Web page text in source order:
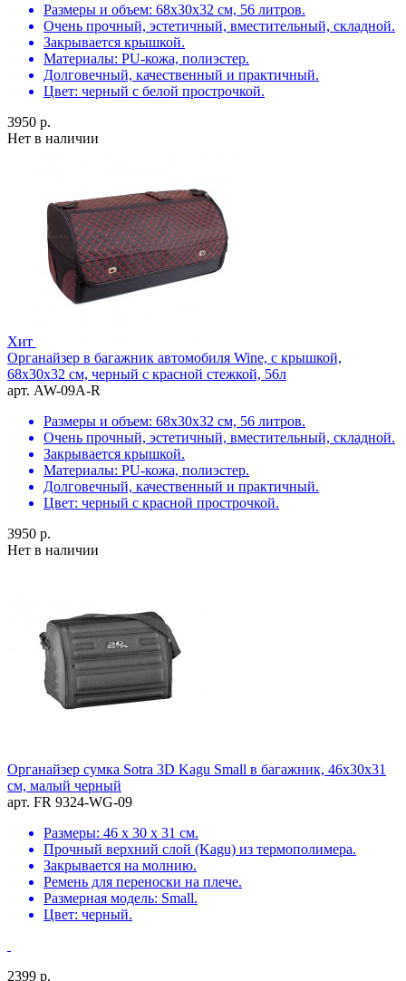
Размеры и объем: 68х30х32 см, 56 литров.
Очень прочный, эстетичный, вместительный, складной.
Закрывается крышкой.
Материалы: PU-кожа, полиэстер.
Долговечный, качественный и практичный.
Цвет: черный с белой прострочкой.
3950 р.
Нет в наличии
Хит
Органайзер в багажник автомобиля Wine, с крышкой,
68х30х32 см, черный с красной стежкой, 56л
арт. AW-09A-R
Размеры и объем: 68х30х32 см, 56 литров.
Очень прочный, эстетичный, вместительный, складной.
Закрывается крышкой.
Материалы: PU-кожа, полиэстер.
Долговечный, качественный и практичный.
Цвет: черный с красной прострочкой.
3950 р.
Нет в наличии
Органайзер сумка Sotra 3D Kagu Small в багажник, 46x30x31
см, малый черный
арт. FR 9324-WG-09
Размеры: 46 х 30 х 31 см.
Прочный верхний слой (Kagu) из термополимера.
Закрывается на молнию.
Ремень для переноски на плече.
Размерная модель: Small.
Цвет: черный.
2399 р.